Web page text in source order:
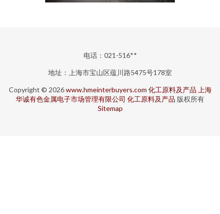
电话：021-516**
地址：上海市宝山区蕴川路5475号178室
Copyright © 2026www.hmeinterbuyers.com 化工原料及产品 上海
华诚有色金属电子市场管理有限公司 化工原料及产品 版权所有
Sitemap